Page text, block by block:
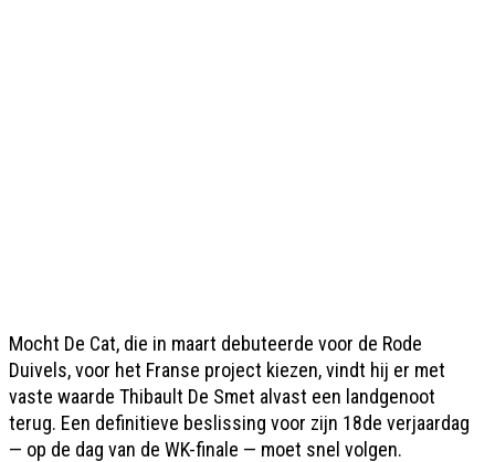
Mocht De Cat, die in maart debuteerde voor de Rode
Duivels, voor het Franse project kiezen, vindt hij er met
vaste waarde Thibault De Smet alvast een landgenoot
terug. Een definitieve beslissing voor zijn 18de verjaardag
— op de dag van de WK-finale — moet snel volgen.